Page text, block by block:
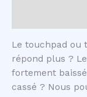
Le touchpad ou
répond plus ?
fortement
cassé ? Nous